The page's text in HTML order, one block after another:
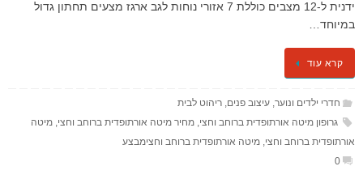
ידנית ל-12 מצבים כוללת 7 אזורי נוחות לגב ארגז מצעים תחתון גדול
במיוחד…
קרא עוד
חדרי ילדים ונוער, עיצוב פנים ריהוט לבית
גרופון מיטה אורתופדית ברוחב וחצי מחיר מיטה אורתופדית ברוחב וחצי מיטה
אורתופדית ברוחב וחצי מיטה אורתופדית ברוחב וחצימבצע
0